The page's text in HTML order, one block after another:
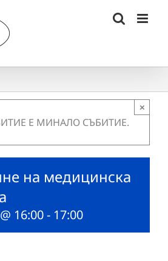
Е МИНАЛО СЪБИТИЕ.
×
на медицинска
16:00- 17:00